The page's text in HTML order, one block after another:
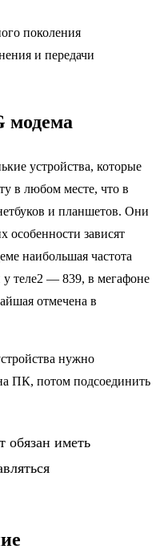
поколения
и передачи
модема
устройства, которые
в любом месте, что в
и планшетов. Они
особенности зависят
наибольшая частота
у теле2 — 839, в мегафоне
отмечена в
нужно
ПК, потом подсоединить
иметь